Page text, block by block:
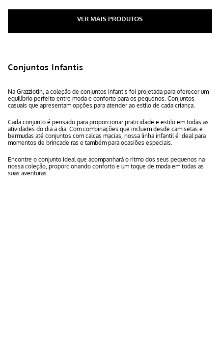
Conjuntos Infantis
Na Grazziotin, a coleção de conjuntos infantis foi projetada para oferecer um
equilíbrio perfeito entre moda e conforto para os pequenos. Conjuntos
casuais que apresentam opções para atender ao estilo de cada criança.
Cada conjunto é pensado para proporcionar praticidade e estilo em todas as
atividades do dia a dia. Com combinações que incluem desde camisetas e
bermudas até conjuntos com calças macias, nossa linha infantil é ideal para
momentos de brincadeiras e também para ocasiões especiais.
Encontre o conjunto ideal que acompanhará o ritmo dos seus pequenos na
nossa coleção, proporcionando conforto e um toque de moda em todas as
suas aventuras.